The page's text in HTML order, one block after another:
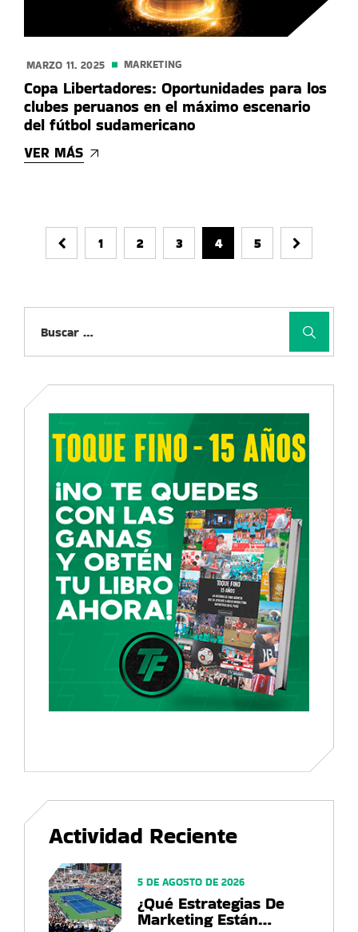
MARZO 11. 2025 MARKETING
Copa Libertadores: Oportunidades para los
clubes peruanos en el máximo escenario
del fútbol sudamericano
VER MÁS
1 2 3 4 5
Actividad Reciente
¿Qué Estrategias De
Marketing Están
5 DE AGOSTO DE 2026